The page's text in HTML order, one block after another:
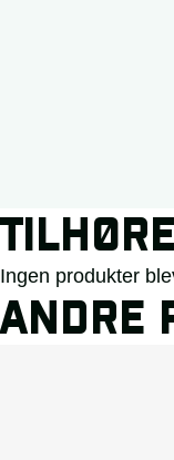
Ingen produkter
ANDRE